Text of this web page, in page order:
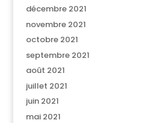
décembre 2021
novembre 2021
octobre 2021
septembre 2021
août 2021
juillet 2021
juin 2021
mai 2021